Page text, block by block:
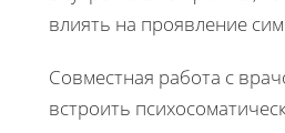
влиять на проявление
Совместная работа с
встроить